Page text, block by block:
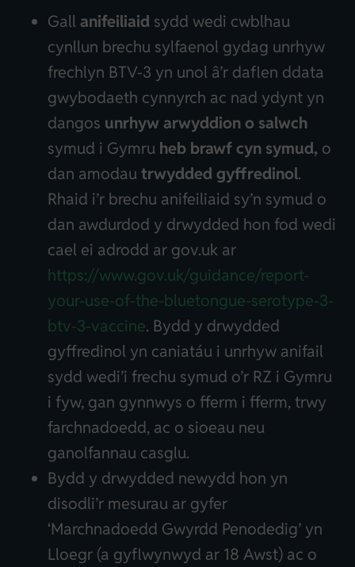
Gall anifeiliaid sydd wedi cwblhau
cynllun brechu sylfaenol gydag unrhyw
frechlyn BTV-3 yn unol â’r daflen ddata
gwybodaeth cynnyrch ac nad ydynt yn
dangos unrhyw arwyddion o salwch
symud i Gymru heb brawf cyn symud, o
dan amodautrwydded gyffredinol.
Rhaid i’r brechu anifeiliaid sy’n symud o
dan awdurdod y drwydded hon fod wedi
cael ei adrodd ar gov.uk ar
https://www.gov.uk/guidance/report-
your-use-of-the-bluetongue-serotype-3-
btv-3-vaccine. Bydd y drwydded
gyffredinol yn caniatáu i unrhyw anifail
sydd wedi’i frechu symud o’r RZ i Gymru
i fyw, gan gynnwys o fferm i fferm, trwy
farchnadoedd, ac o sioeau neu
ganolfannau casglu.
Bydd y drwydded newydd hon yn
disodli’r mesurau ar gyfer
‘Marchnadoedd Gwyrdd Penodedig’ yn
Lloegr (a gyflwynwyd ar 18 Awst) ac o